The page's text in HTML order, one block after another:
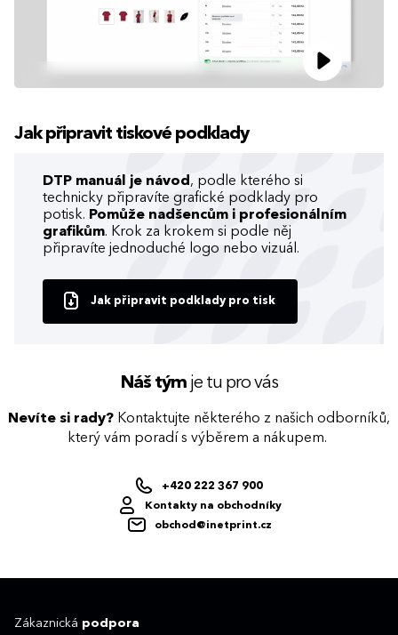
Jak připravit tiskové podklady
DTP manuál je návod , podle kterého si
technicky připravíte grafické podklady pro
potisk. Pomůže nadšencům i profesionálním
grafikům. Krok za krokem si podle něj
připravíte jednoduché logo nebo vizuál.
Jak připravit podklady pro tisk
Náš týmje tu pro vás
Nevíte si rady? Kontaktujte některého z našich odborníků,
který vám poradí s výběrem a nákupem.
+420 222 367 900
Kontakty na obchodníky
obchod@inetprint.cz
Zákaznická podpora